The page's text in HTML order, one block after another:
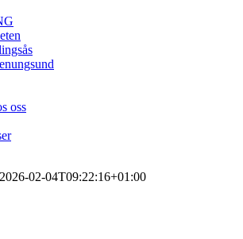
oss
2026-02-04T09:22:16+01:00